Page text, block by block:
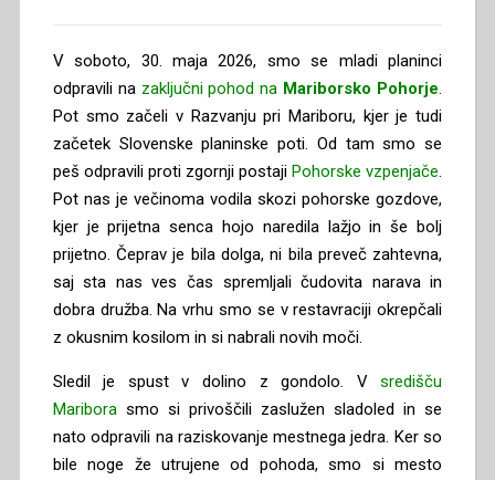
V soboto, 30. maja 2026, smo se mladi planinci
odpravili na zaključni pohod na Mariborsko Pohorje.
Pot smo začeli v Razvanju pri Mariboru, kjer je tudi
začetek Slovenske planinske poti. Od tam smo se
peš odpravili proti zgornji postaji Pohorske vzpenjače.
Pot nas je večinoma vodila skozi pohorske gozdove,
kjer je prijetna senca hojo naredila lažjo in še bolj
prijetno. Čeprav je bila dolga, ni bila preveč zahtevna,
saj sta nas ves čas spremljali čudovita narava in
dobra družba. Na vrhu smo se v restavraciji okrepčali
z okusnim kosilom in si nabrali novih moči.
Sledil je spust v dolino z gondolo. Vsredišču
Mariborasmo si privoščili zaslužen sladoled in se
nato odpravili na raziskovanje mestnega jedra. Ker so
bile noge že utrujene od pohoda, smo si mesto